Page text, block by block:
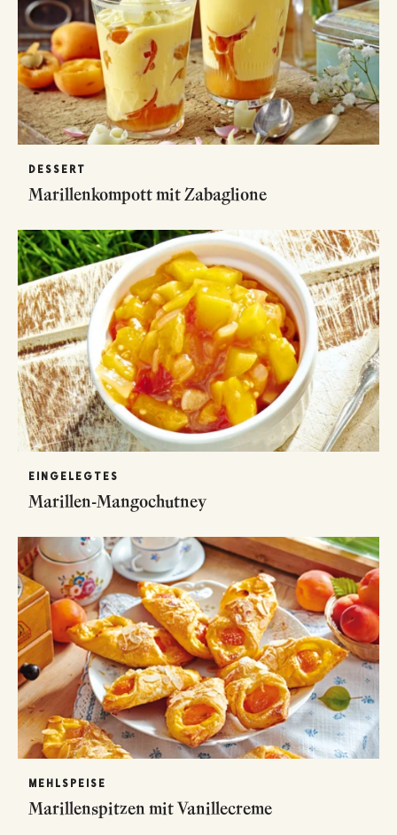
DESSERT
Marillenkompott mit Zabaglione
EINGELEGTES
Marillen-Mangochutney
MEHLSPEISE
Marillenspitzen mit Vanillecreme